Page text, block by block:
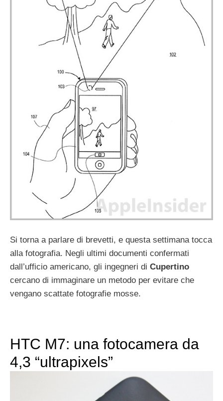
Si torna a parlare di brevetti, e questa settimana tocca
alla fotografia. Negli ultimi documenti confermati
dall’ufficio americano, gli ingegneri di Cupertino
cercano di immaginare un metodo per evitare che
vengano scattate fotografie mosse.
HTC M7: una fotocamera da
4,3 “ultrapixels”